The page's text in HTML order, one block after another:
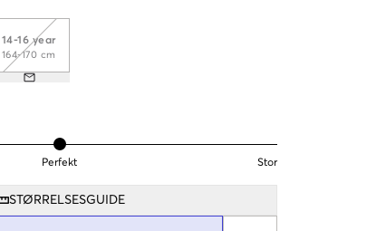
14-16 year
164-170 cm
Perfekt Stor
STØRRELSESGUIDE